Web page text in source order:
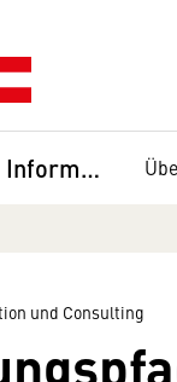
Sparte Information und Consulting
und Consulting